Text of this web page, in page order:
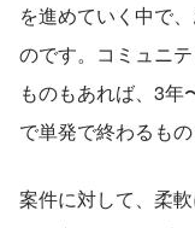
を進めていく中で
のです。コミュニ
ものもあれば、3年
で単発で終わるもの
案件に対して、柔